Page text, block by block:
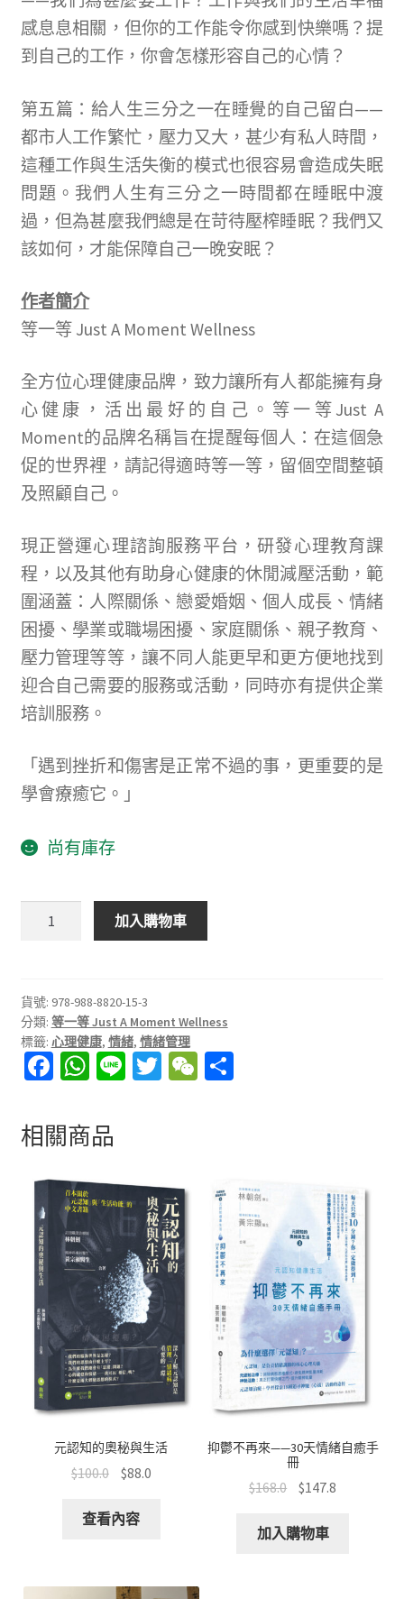
感息息相關，但你的工作能令你感到快樂嗎？提
到自己的工作，你會怎樣形容自己的心情？
第五篇：給人生三分之一在睡覺的自己留白——
都市人工作繁忙，壓力又大，甚少有私人時間，
這種工作與生活失衡的模式也很容易會造成失眠
問題。我們人生有三分之一時間都在睡眠中渡
過，但為甚麼我們總是在苛待壓榨睡眠？我們又
該如何，才能保障自己一晚安眠？
作者簡介
等一等 Just A Moment Wellness
全方位心理健康品牌，致力讓所有人都能擁有身
心健康，活出最好的自己。等一等 Just A
Moment的品牌名稱旨在提醒每個人：在這個急
促的世界裡，請記得適時等一等，留個空間整頓
及照顧自己。
現正營運心理諮詢服務平台，研發心理教育課
程，以及其他有助身心健康的休閒減壓活動，範
圍涵蓋：人際關係、戀愛婚姻、個人成長、情緒
困擾、學業或職場困擾、家庭關係、親子教育、
壓力管理等等，讓不同人能更早和更方便地找到
迎合自己需要的服務或活動，同時亦有提供企業
培訓服務。
「遇到挫折和傷害是正常不過的事，更重要的是
學會療癒它。」
尚有庫存
自
己
的
人
白
加入購物車
貨號: 978-988-8820-15-3
分類: 等一等 Just A Moment Wellness
標籤: 心理健康, 情緒, 情緒管理
Fa
b
o
o
k
W
at
sA
p
p
Li T W
at
分
相關商品
元認知的奧秘與生活
$100.0 $88.0
查看內容
抑鬱不再來——30天情緒自癒手
冊
$168.0 $147.8
加入購物車